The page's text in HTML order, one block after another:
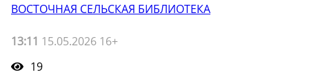
ВОСТОЧНАЯ СЕЛЬСКАЯ БИБЛИОТЕКА
13:11 15.05.2026 16+
19